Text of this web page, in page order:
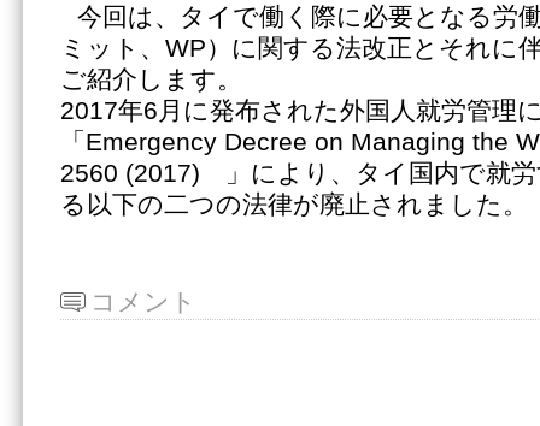
今回は、タイで働く際に必要となる労
ミット、WP）に関する法改正とそれに
ご紹介します。
2017年6月に発布された外国人就労管
「Emergency Decree on Managing the
2560 (2017) 」により、タイ国内で就
る以下の二つの法律が廃止されました。
コメント